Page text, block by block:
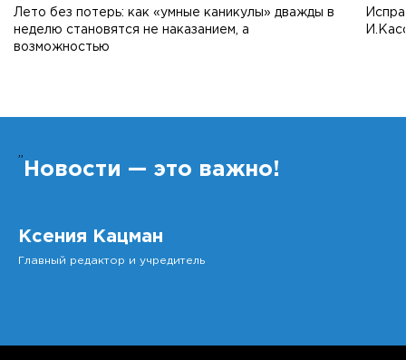
Лето без потерь: как «умные каникулы» дважды в
неделю становятся не наказанием, а
возможностью
Новости — это важно!
Ксения Кацман
Главный редактор и учредитель